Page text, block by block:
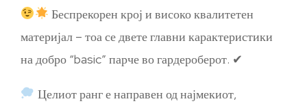
Беспрекорен крој и високо квалитетен
материјал – тоа се двете главни карактеристики
на добро “basic” парче во гардероберот. ✔
Целиот ранг е направен од најмекиот,